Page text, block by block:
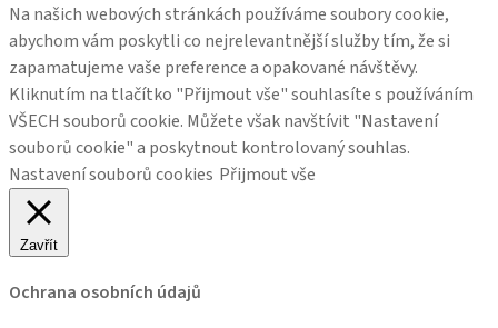
Na našich webových stránkách používáme soubory cookie,
abychom vám poskytli co nejrelevantnější služby tím, že si
zapamatujeme vaše preference a opakované návštěvy.
Kliknutím na tlačítko "Přijmout vše" souhlasíte s používáním
VŠECH souborů cookie. Můžete však navštívit "Nastavení
souborů cookie" a poskytnout kontrolovaný souhlas.
Nastavení souborů cookies Přijmout vše
Zavřít
Ochrana osobních údajů